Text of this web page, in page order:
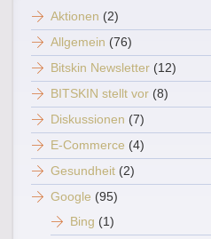
Aktionen (2)
Allgemein (76)
Bitskin Newsletter (12)
BITSKIN stellt vor (8)
Diskussionen (7)
E-Commerce (4)
Gesundheit (2)
Google (95)
Bing (1)